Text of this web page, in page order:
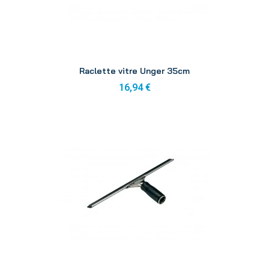
Raclette vitre Unger 35cm
16,94 €